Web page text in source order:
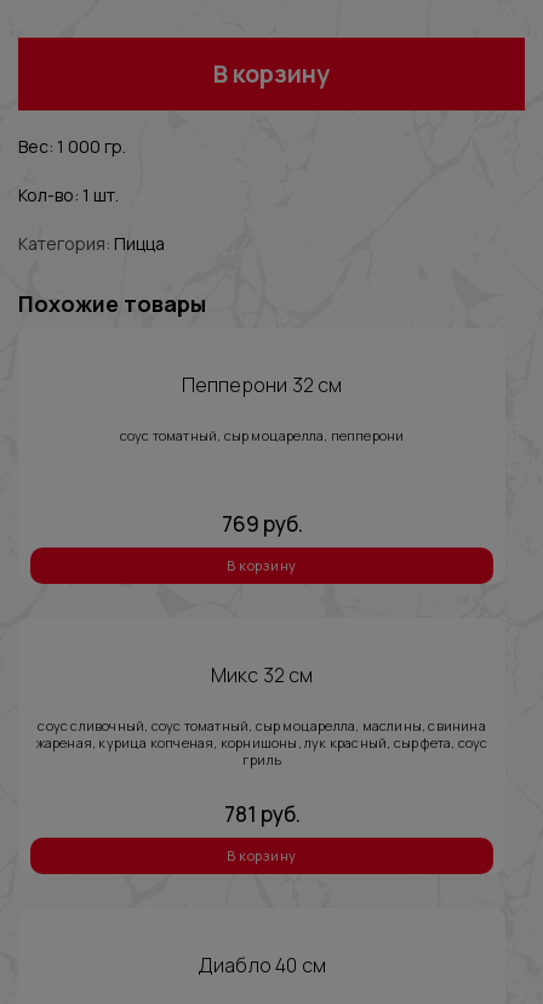
В корзину
Вес: 1 000 гр.
Кол-во: 1 шт.
Категория: Пицца
Похожие товары
Пепперони 32 см
соус томатный, сыр моцарелла, пепперони
769 руб.
В корзину
Микс 32 см
соус сливочный, соус томатный, сыр моцарелла, маслины, свинина
жареная, курица копченая, корнишоны, лук красный, сыр фета, соус
гриль
781 руб.
В корзину
Диабло 40 см